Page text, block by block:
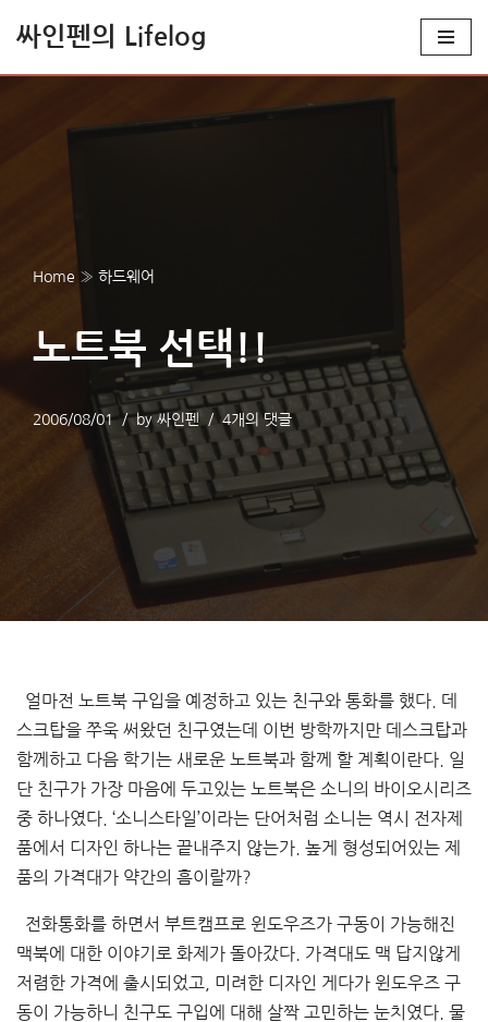
싸인펜의 Lifelog
Home » 하드웨어
노트북 선택!!
2006/08/01 by 싸인펜 4개의 댓글
얼마전 노트북 구입을 예정하고 있는 친구와 통화를 했다. 데
스크탑을 쭈욱 써왔던 친구였는데 이번 방학까지만 데스크탑과
함께하고 다음 학기는 새로운 노트북과 함께 할 계획이란다. 일
단 친구가 가장 마음에 두고있는 노트북은 소니의 바이오시리즈
중 하나였다. ‘소니스타일’이라는 단어처럼 소니는 역시 전자제
품에서 디자인 하나는 끝내주지 않는가. 높게 형성되어있는 제
품의 가격대가 약간의 흠이랄까?
전화통화를 하면서 부트캠프로 윈도우즈가 구동이 가능해진
맥북에 대한 이야기로 화제가 돌아갔다. 가격대도 맥 답지않게
저렴한 가격에 출시되었고, 미려한 디자인 게다가 윈도우즈 구
동이 가능하니 친구도 구입에 대해 살짝 고민하는 눈치였다. 물